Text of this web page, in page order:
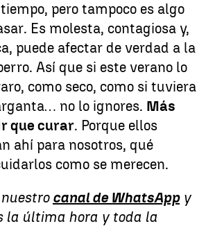
pero tampoco es algo
Es molesta, contagiosa y,
puede afectar de verdad a la
Así que si este verano lo
como seco, como si tuviera
no lo ignores. Más
que curar. Porque ellos
ahí para nosotros, qué
como se merecen.
canal de WhatsAppy
la última hora y toda la